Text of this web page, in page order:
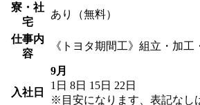
寮・社
宅
あり（無料）
仕事内
容
《トヨタ期間工》組立・加工
入社日
9月
1日 8日 15日 22日
※目安になります、表記なし